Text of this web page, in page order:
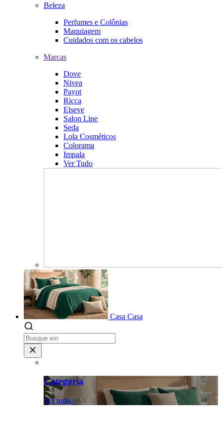
Beleza
Perfumes e Colônias
Maquiagem
Cuidados com os cabelos
Marcas
Dove
Nivea
Payot
Ricca
Elseve
Salon Line
Seda
Lola Cosméticos
Colorama
Impala
Ver Tudo
Casa Casa
Categoria
Ver tudo >